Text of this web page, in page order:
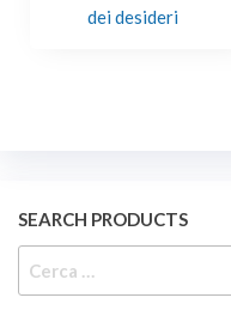
dei desideri
SEARCH PRODUCTS